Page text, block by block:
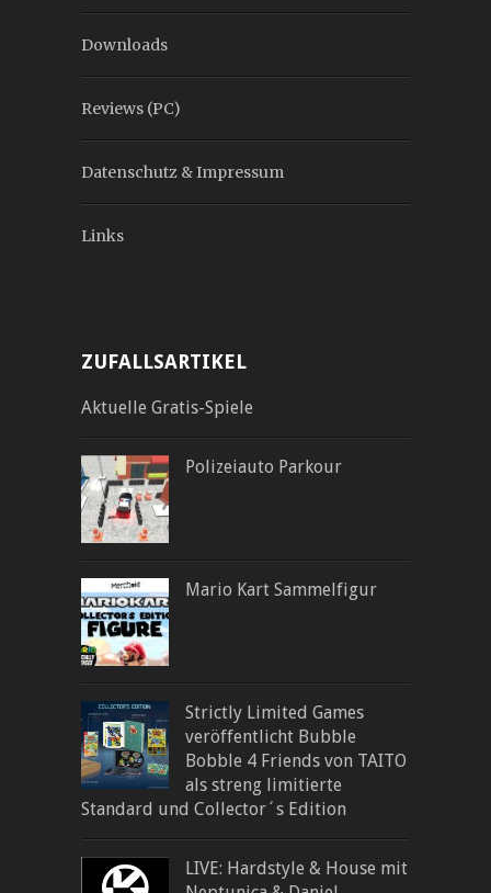
Downloads
Reviews (PC)
Datenschutz & Impressum
Links
ZUFALLSARTIKEL
Aktuelle Gratis-Spiele
Polizeiauto Parkour
Mario Kart Sammelfigur
Strictly Limited Games
veröffentlicht Bubble
Bobble 4 Friends von TAITO
als streng limitierte
Standard und Collector´s Edition
LIVE: Hardstyle & House mit